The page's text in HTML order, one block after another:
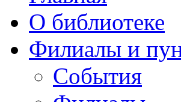
О библиотеке
Филиалы и
События